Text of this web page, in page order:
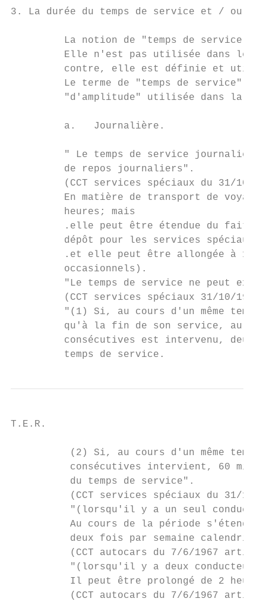
3. La durée du temps de service et / ou
La notion de "temps de service"
Elle n'est pas utilisée dans le
contre, elle est définie et
Le terme de "temps de service"
"d'amplitude" utilisée dans la
         a.   Journalière.
" Le temps de service journalier
         de repos journaliers".
(CCT services spéciaux du 31/10/
En matière de transport de
         heures; mais
.elle peut être étendue du fait
dépôt pour les services spéciaux
.et elle peut être allongée à 15
         occasionnels).
"Le temps de service ne peut
(CCT services spéciaux 31/10/1968
"(1) Si, au cours d'un même
qu'à la fin de son service, au
consécutives est intervenu, deux
         temps de service.
T.E.R.
(2) Si, au cours d'un même
consécutives intervient, 60
          du temps de service".
(CCT services spéciaux du 31/10/
"(lorsqu'il y a un seul
Au cours de la période
deux fois par semaine
(CCT autocars du 7/6/1967
"(lorsqu'il y a deux
Il peut être prolongé de 2
(CCT autocars du 7/6/1967